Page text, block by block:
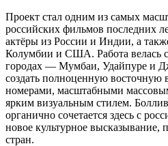
Проект стал одним из самых
российских фильмов последних
актёры из России и Индии, а
Колумбии и США. Работа велась
городах — Мумбаи, Удайпуре и
создать полноценную
номерами, масштабными
ярким визуальным стилем.
органично сочетается здесь с
новое культурное высказывание,
стран.